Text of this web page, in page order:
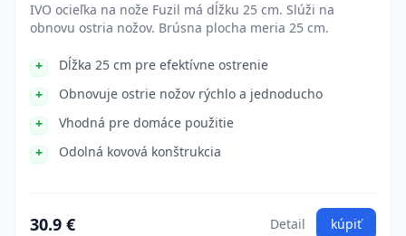
IVO ocieľka na nože Fuzil má dĺžku 25 cm. Slúži na
obnovu ostria nožov. Brúsna plocha meria 25 cm.
Dĺžka 25 cm pre efektívne ostrenie
Obnovuje ostrie nožov rýchlo a jednoducho
Vhodná pre domáce použitie
Odolná kovová konštrukcia
30.9 € Detail kúpiť